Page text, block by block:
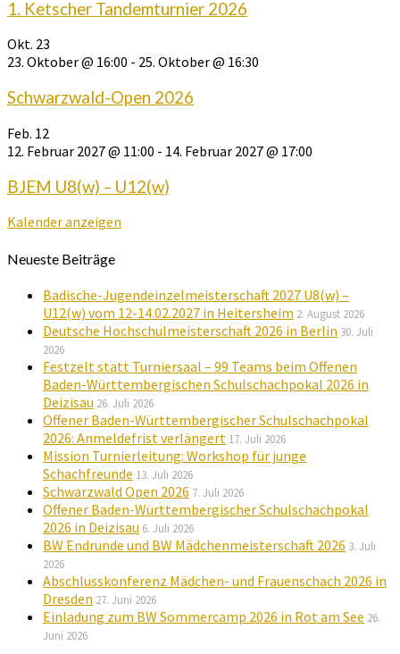
1. Ketscher Tandemturnier 2026
Okt. 23
23. Oktober @ 16:00 - 25. Oktober @ 16:30
Schwarzwald-Open 2026
Feb. 12
12. Februar 2027 @ 11:00 - 14. Februar 2027 @ 17:00
BJEM U8(w) – U12(w)
Kalender anzeigen
Neueste Beiträge
Badische-Jugendeinzelmeisterschaft 2027 U8(w) –
U12(w) vom 12-14.02.2027 in Heitersheim 2. August 2026
Deutsche Hochschulmeisterschaft 2026 in Berlin 30. Juli
2026
Festzelt statt Turniersaal – 99 Teams beim Offenen
Baden-Württembergischen Schulschachpokal 2026 in
Deizisau 26. Juli 2026
Offener Baden-Württembergischer Schulschachpokal
2026: Anmeldefrist verlängert 17. Juli 2026
Mission Turnierleitung: Workshop für junge
Schachfreunde 13. Juli 2026
Schwarzwald Open 2026 7. Juli 2026
Offener Baden-Württembergischer Schulschachpokal
2026 in Deizisau 6. Juli 2026
BW Endrunde und BW Mädchenmeisterschaft 2026 3. Juli
2026
Abschlusskonferenz Mädchen- und Frauenschach 2026 in
Dresden 27. Juni 2026
Einladung zum BW Sommercamp 2026 in Rot am See 26.
Juni 2026